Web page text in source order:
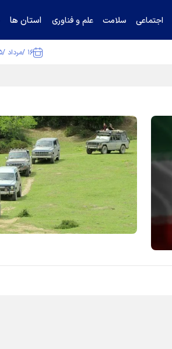
اجتماعی سلامت علم و فناوری استان ها
۱۶ /مرداد /۱۴۰۵